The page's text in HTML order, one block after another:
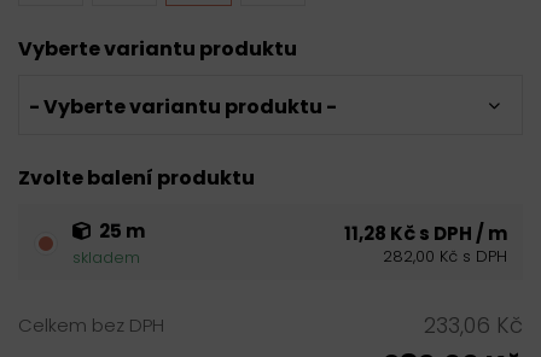
Vyberte variantu produktu
- Vyberte variantu produktu -
Zvolte balení produktu
25 m
skladem
11,28 Kč s DPH / m
282,00 Kč s DPH
Celkem bez DPH 233,06 Kč